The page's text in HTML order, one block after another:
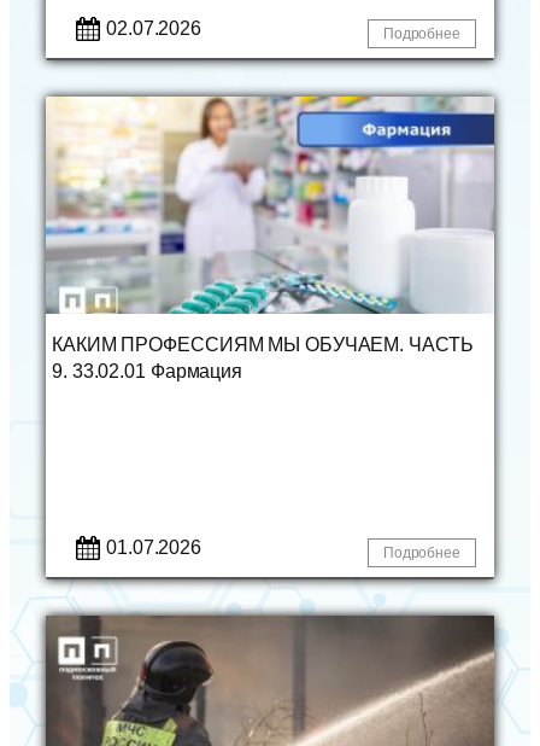
02.07.2026 Подробнее
КАКИМ ПРОФЕССИЯМ МЫ ОБУЧАЕМ. ЧАСТЬ
9. 33.02.01 Фармация
01.07.2026 Подробнее